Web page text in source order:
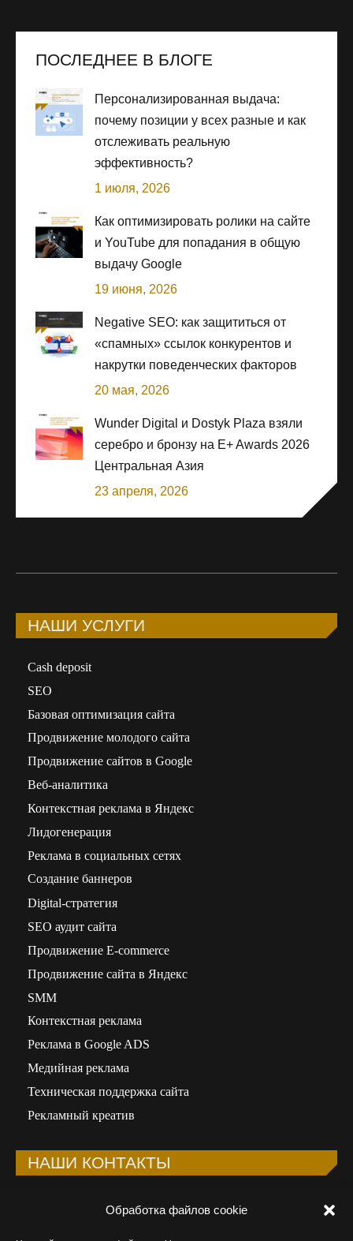
Обработка файлов cookie
ПОСЛЕДНЕЕ В БЛОГЕ
Персонализированная выдача:
почему позиции у всех разные и как
отслеживать реальную
эффективность?
1 июля, 2026
Как оптимизировать ролики на сайте
и YouTube для попадания в общую
выдачу Google
19 июня, 2026
Negative SEO: как защититься от
«спамных» ссылок конкурентов и
накрутки поведенческих факторов
20 мая, 2026
Wunder Digital и Dostyk Plaza взяли
серебро и бронзу на E+ Awards 2026
Центральная Азия
23 апреля, 2026
НАШИ УСЛУГИ
Сash deposit
SEO
Базовая оптимизация сайта
Продвижение молодого сайта
Продвижение сайтов в Google
Веб-аналитика
Контекстная реклама в Яндекс
Лидогенерация
Реклама в социальных сетях
Создание баннеров
Digital-стратегия
SEO аудит сайта
Продвижение E-commerce
Продвижение сайта в Яндекс
SMM
Контекстная реклама
Реклама в Google ADS
Медийная реклама
Техническая поддержка сайта
Рекламный креатив
НАШИ КОНТАКТЫ